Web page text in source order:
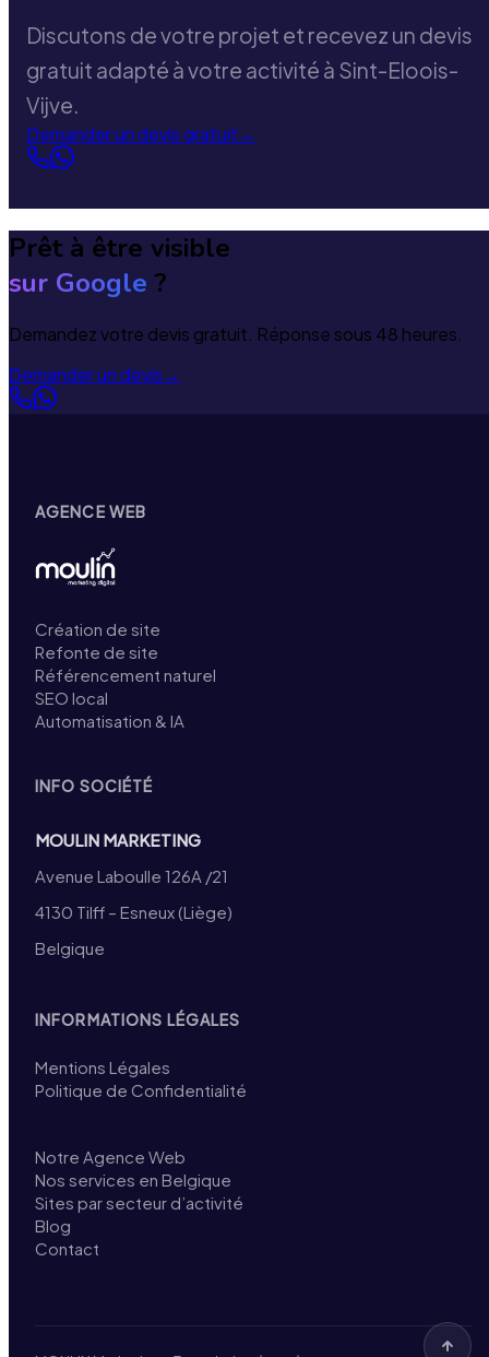
Discutons de votre projet et recevez un devis
gratuit adapté à votre activité à Sint-Eloois-
Vijve.
Demander un devis gratuit→
Prêt à être visible
sur Google ?
Demandez votre devis gratuit. Réponse sous 48 heures.
Demander un devis→
AGENCE WEB
Création de site
Refonte de site
Référencement naturel
SEO local
Automatisation & IA
INFO SOCIÉTÉ
MOULIN MARKETING
Avenue Laboulle 126A /21
4130 Tilff – Esneux (Liège)
Belgique
INFORMATIONS LÉGALES
Mentions Légales
Politique de Confidentialité
Notre Agence Web
Nos services en Belgique
Sites par secteur d’activité
Blog
Contact